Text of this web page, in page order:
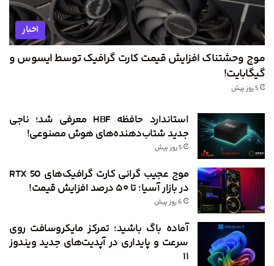
اخبار
موج وحشتناک افزایش قیمت کارت گرافیک توسط ایسوس و
گیگابایت!
5 روز پیش
استاندارد حافظه HBF معرفی شد؛ ناجی
جدید شتاب‌دهنده‌های هوش مصنوعی!
5 روز پیش
موج عجیب گرانی کارت گرافیک‌های RTX 50
در بازار آسیا؛ تا ۵۰ درصد افزایش قیمت!
6 روز پیش
آماده باگ باشید؛ تمرکز مایکروسافت روی
سرعت و پایداری در آپدیت‌های جدید ویندوز
۱۱